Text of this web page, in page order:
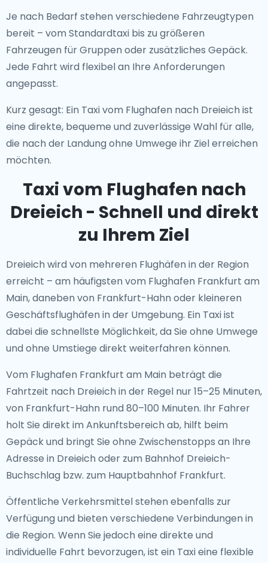
Je nach Bedarf stehen verschiedene Fahrzeugtypen
bereit – vom Standardtaxi bis zu größeren
Fahrzeugen für Gruppen oder zusätzliches Gepäck.
Jede Fahrt wird flexibel an Ihre Anforderungen
angepasst.
Kurz gesagt: Ein Taxi vom Flughafen nach Dreieich ist
eine direkte, bequeme und zuverlässige Wahl für alle,
die nach der Landung ohne Umwege ihr Ziel erreichen
möchten.
Taxi vom Flughafen nach
Dreieich - Schnell und direkt
zu Ihrem Ziel
Dreieich wird von mehreren Flughäfen in der Region
erreicht – am häufigsten vom Flughafen Frankfurt am
Main, daneben von Frankfurt-Hahn oder kleineren
Geschäftsflughäfen in der Umgebung. Ein Taxi ist
dabei die schnellste Möglichkeit, da Sie ohne Umwege
und ohne Umstiege direkt weiterfahren können.
Vom Flughafen Frankfurt am Main beträgt die
Fahrtzeit nach Dreieich in der Regel nur 15–25 Minuten,
von Frankfurt-Hahn rund 80–100 Minuten. Ihr Fahrer
holt Sie direkt im Ankunftsbereich ab, hilft beim
Gepäck und bringt Sie ohne Zwischenstopps an Ihre
Adresse in Dreieich oder zum Bahnhof Dreieich-
Buchschlag bzw. zum Hauptbahnhof Frankfurt.
Öffentliche Verkehrsmittel stehen ebenfalls zur
Verfügung und bieten verschiedene Verbindungen in
die Region. Wenn Sie jedoch eine direkte und
individuelle Fahrt bevorzugen, ist ein Taxi eine flexible